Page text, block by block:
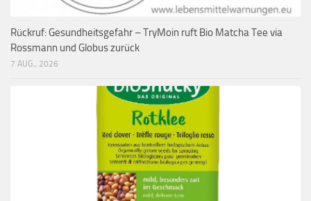
Rückruf: Gesundheitsgefahr – TryMoin ruft Bio Matcha Tee via
Rossmann und Globus zurück
7 AUG., 2026